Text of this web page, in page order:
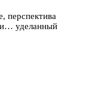
перспектива
и… уделанный